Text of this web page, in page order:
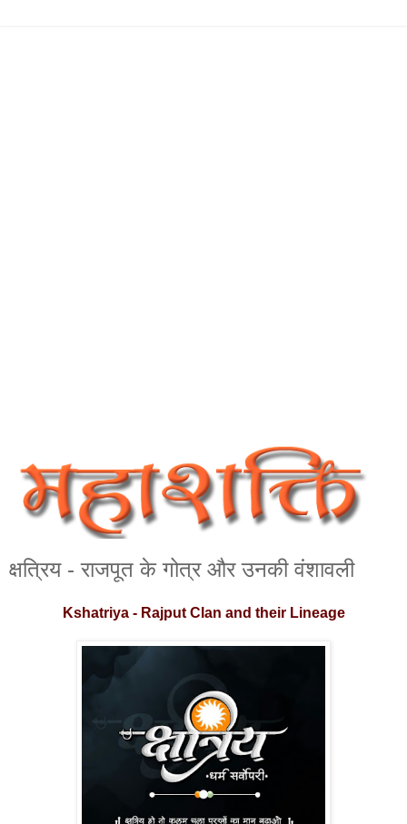
क्षत्रिय - राजपूत के गोत्र और उनकी वंशावली
Kshatriya - Rajput Clan and their Lineage